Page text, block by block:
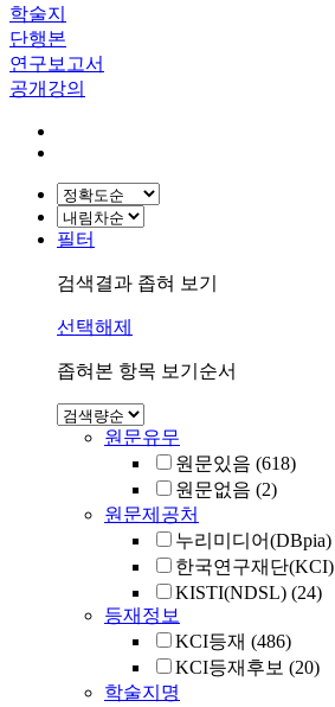
학술지
단행본
연구보고서
공개강의
필터
검색결과 좁혀 보기
선택해제
좁혀본 항목 보기순서
원문유무
원문있음 (618)
원문없음 (2)
원문제공처
누리미디어(DBpia)
한국연구재단(KCI)
KISTI(NDSL) (24)
등재정보
KCI등재 (486)
KCI등재후보 (20)
학술지명